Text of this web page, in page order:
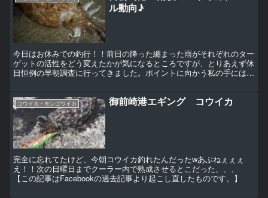
ル動向♪
今日はお休みでの釣行！！前日の降った纏まった雨がそれぞれのター
ゲットの活性をどう変えたかが気になるところですが、とりあえず休
日恒例の早朝調査に行ってきました。ポイントに向かう私の手にはメ
コウイカ・モンゴウイカ 御前崎港エギング コウイカ
完全に忘れてたけど、今朝コウイカ釣れたんだったwあぶねぇぇぇ
え！！次の日曜日までクーラー内で熟成させるとこだった、、、
【この記事はFacebookの過去記事より起こし直したものです。】